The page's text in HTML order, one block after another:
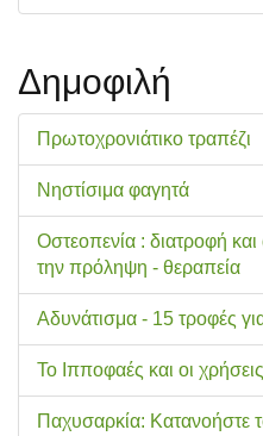
Δημοφιλή
Πρωτοχρονιάτικο τραπέζι
Νηστίσιμα φαγητά
Οστεοπενία : διατροφή
την πρόληψη - θεραπεία
Αδυνάτισμα - 15 τροφές
Το Ιπποφαές και οι
Παχυσαρκία: Κατανοήστε